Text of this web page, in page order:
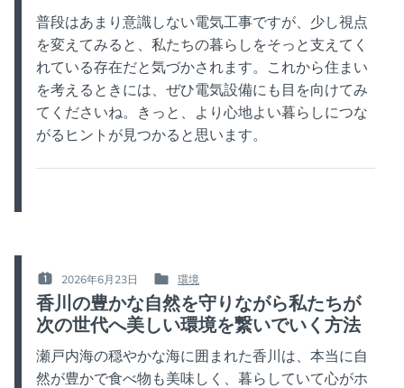
普段はあまり意識しない電気工事ですが、少し視点
を変えてみると、私たちの暮らしをそっと支えてく
れている存在だと気づかされます。これから住まい
を考えるときには、ぜひ電気設備にも目を向けてみ
てくださいね。きっと、より心地よい暮らしにつな
がるヒントが見つかると思います。
POSTED
ON
:
2026年6月23日
POSTED
IN
環境
香川の豊かな自然を守りながら私たちが
次の世代へ美しい環境を繋いでいく方法
瀬戸内海の穏やかな海に囲まれた香川は、本当に自
然が豊かで食べ物も美味しく、暮らしていて心がホ